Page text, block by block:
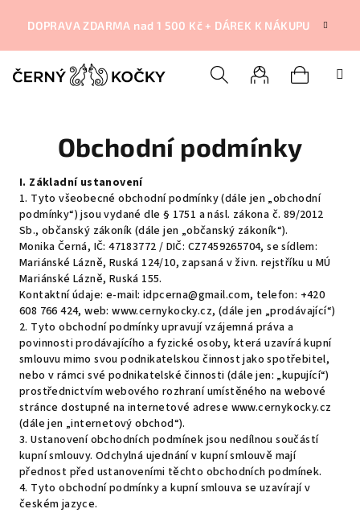
DOPRAVA ZDARMA nad 1 500 Kč + DÁREK K NÁKUPU
košík
Obchodní podmínky
I. Základní ustanovení
1. Tyto všeobecné obchodní podmínky (dále jen „obchodní
podmínky“) jsou vydané dle § 1751 a násl. zákona č. 89/2012
Sb., občanský zákoník (dále jen „občanský zákoník“).
Monika Černá, IČ: 47183772 / DIČ: CZ7459265704, se sídlem:
Mariánské Lázně, Ruská 124/10, zapsaná v živn. rejstříku u MÚ
Mariánské Lázně, Ruská 155.
Kontaktní údaje: e-mail: idpcerna@gmail.com, telefon: +420
608 766 424, web: www.cernykocky.cz, (dále jen „prodávající“)
2. Tyto obchodní podmínky upravují vzájemná práva a
povinnosti prodávajícího a fyzické osoby, která uzavírá kupní
smlouvu mimo svou podnikatelskou činnost jako spotřebitel,
nebo v rámci své podnikatelské činnosti (dále jen: „kupující“)
prostřednictvím webového rozhraní umístěného na webové
stránce dostupné na internetové adrese www.cernykocky.cz
(dále jen „internetový obchod“).
3. Ustanovení obchodních podmínek jsou nedílnou součástí
kupní smlouvy. Odchylná ujednání v kupní smlouvě mají
přednost před ustanoveními těchto obchodních podmínek.
4. Tyto obchodní podmínky a kupní smlouva se uzavírají v
českém jazyce.